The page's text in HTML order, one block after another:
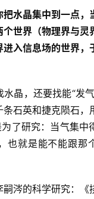
水晶集中到一点，
世界（物理界与灵
入信息场的世界，
晶，还要找能“发
石英和捷克陨石，
为了研究：当气集中
也就是能不能跟那